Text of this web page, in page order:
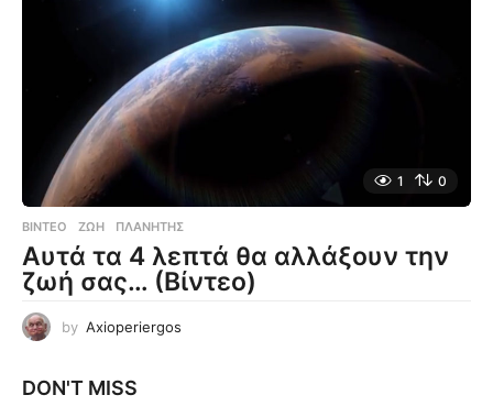
1 0
ΒΊΝΤΕΟ ΖΩΉ ,ΠΛΑΝΉΤΗΣ
Αυτά τα 4 λεπτά θα αλλάξουν την
ζωή σας… (Βίντεο)
by Axioperiergos
DON'T MISS